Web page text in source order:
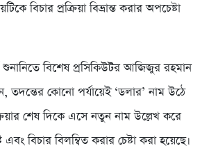
বিচার প্রক্রিয়া বিভ্রান্ত করার অপচেষ্টা
বিশেষ প্রসিকিউটর আজিজুর রহমান
কোনো পর্যায়েই ‘ডলার’ নাম উঠে
শেষ দিকে এসে নতুন নাম উল্লেখ করে
এবং বিচার বিলম্বিত করার চেষ্টা করা হয়েছে।